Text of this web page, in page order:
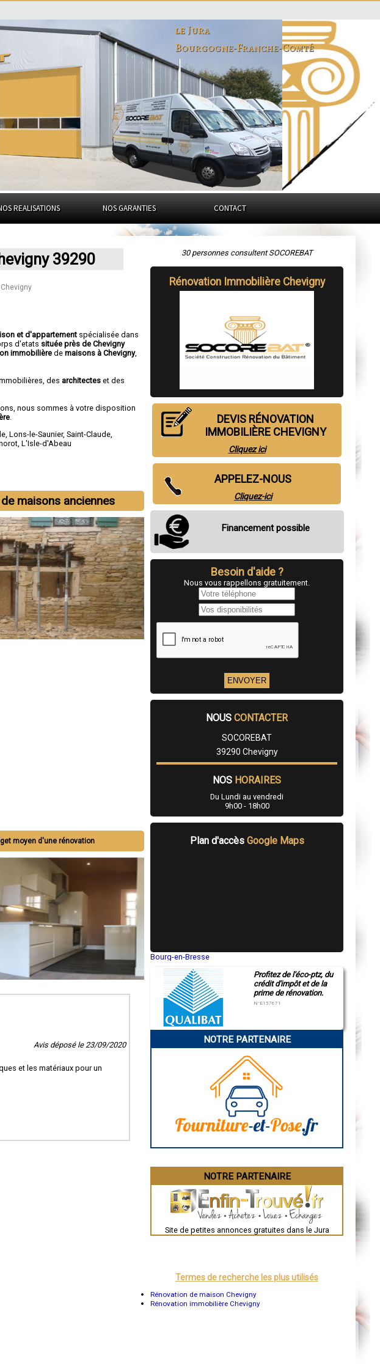
le Jura
Bourgogne-Franche-Comté
REALISATIONS NOS GARANTIES CONTACT
39290
et d'appartement spécialisée dans
d'etats située près de Chevigny
immobilièredemaisons à Chevigny,
des architectes et des
nous sommes à votre disposition
,Lons-le-Saunier,Saint-Claude
,L'Isle-d'Abeau
maisons anciennes
moyen d'une rénovation
Avis déposé le 23/09/2020
et les matériaux pour un
30 personnes consultent SOCOREBAT
Rénovation Immobilière Chevigny
DEVIS RÉNOVATION
IMMOBILIÈRE CHEVIGNY
Cliquez ici
APPELEZ-NOUS
Cliquez-ici
Financement possible
Besoin d'aide ?
Nous vous rappellons gratuitement.
NOUS CONTACTER
SOCOREBAT
39290 Chevigny
NOS HORAIRES
Du Lundi au vendredi
9h00 - 18h00
Plan d'accès Google Maps
Bourg-en-Bresse
Montluçon
Manosque
Gap
Charleville-Mézières
Pamiers
Narbonne
Brive-la-Gaillarde
Guéret
Besançon
Évreux
Chartres
Nîmes
Auch
Dole
Mont-de-Marsan
Profitez de l'éco-ptz, du
crédit d'impôt et de la
prime de rénovation.
N°E157671
NOTRE PARTENAIRE
NOTRE PARTENAIRE
Site de petites annonces gratuites dans le Jura
Termes de recherche les plus utilisés
Rénovation de maison Chevigny
Rénovation immobilière Chevigny